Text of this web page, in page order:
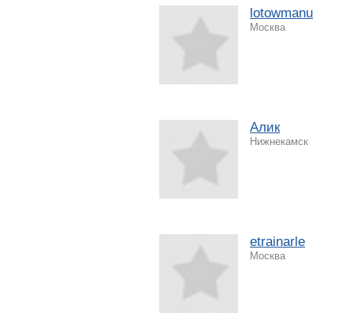
lotowmanu
Москва
Алик
Нижнекамск
etrainarle
Москва